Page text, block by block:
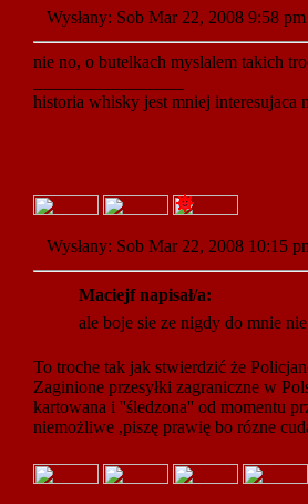
Wysłany: Sob Mar 22, 2008 9:58
nie no, o butelkach myslalem takich
historia whisky jest mniej interesujaca
Wysłany: Sob Mar 22, 2008 10:15
Maciejf napisał/a:
ale boje sie ze nigdy do mnie
To troche tak jak stwierdzić że
Zaginione przesyłki zagraniczne w
kartowana i ''śledzona'' od momentu
niemożliwe ,piszę prawię bo rózne